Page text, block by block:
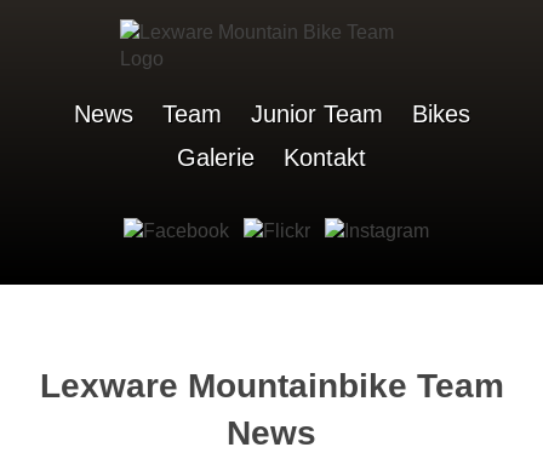
News Team Junior Team
Bikes
Galerie
Kontakt
Lexware Mountainbike Team
News